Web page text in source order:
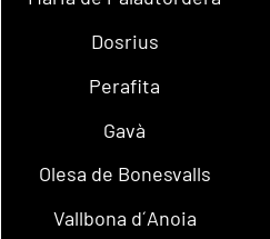
Dosrius
Perafita
Gavà
Olesa de Bonesvalls
Vallbona d´Anoia